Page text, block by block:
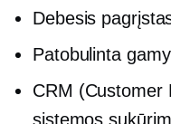
Debesis
Patobulinta
CRM (Customer
sistemos